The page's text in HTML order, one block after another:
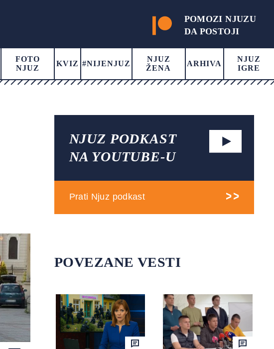
POMOZI NJUZU
DA POSTOJI
FOTO
NJUZ
KVIZ #NIJENJUZ
NJUZ
ŽENA
ARHIVA
NJUZ
IGRE
NJUZ PODKAST
NA YOUTUBE-U
Prati Njuz podkast
POVEZANE VESTI